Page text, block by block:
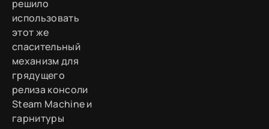
решило
использовать
этот же
спасительный
механизм для
грядущего
релиза консоли
Steam Machine и
гарнитуры